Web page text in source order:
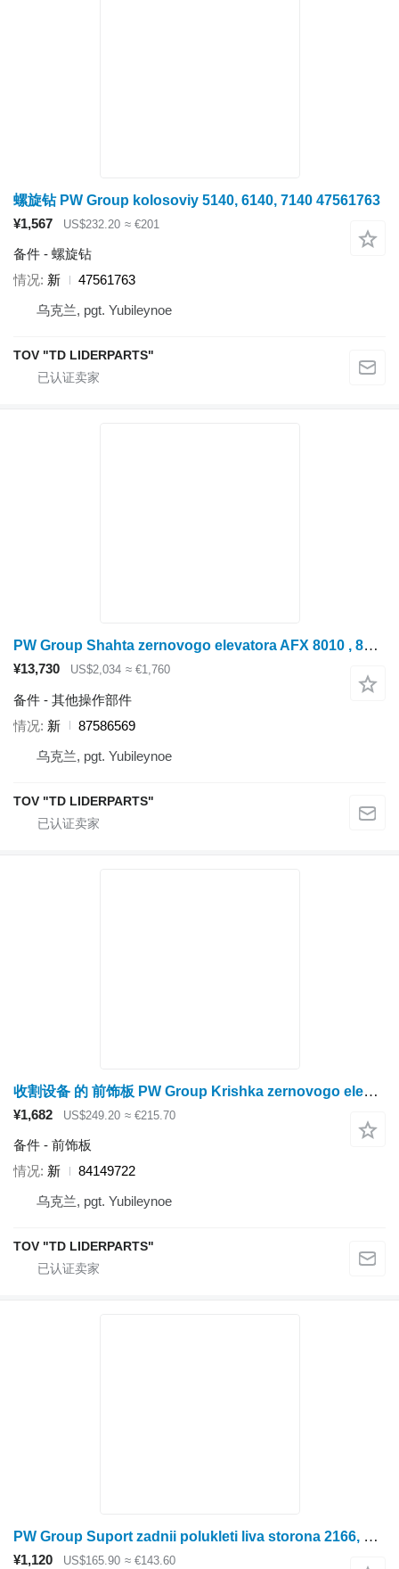
螺旋钻 PW Group kolosoviy 5140, 6140, 7140 47561763
¥1,567
US$232.20 ≈ €201
备件 - 螺旋钻
情况 新
47561763
乌克兰, pgt. Yubileynoe
TOV "TD LIDERPARTS"
PW Group Shahta zernovogo elevatora AFX 8010 , 87586570, 8 87586569
¥13,730 US$2,034 ≈ €1,760
备件 - 其他操作部件
情况 新
87586569
乌克兰, pgt. Yubileynoe
TOV "TD LIDERPARTS"
收割设备 的 前饰板 PW Group Krishka zernovogo elevatora 84149722
¥1,682 US$249.20 ≈ €215.70
备件 - 前饰板
情况 新
84149722
乌克兰, pgt. Yubileynoe
TOV "TD LIDERPARTS"
PW Group Suport zadnii polukleti liva storona 2166, 2366 1994848C1
¥1,120 US$165.90 ≈ €143.60